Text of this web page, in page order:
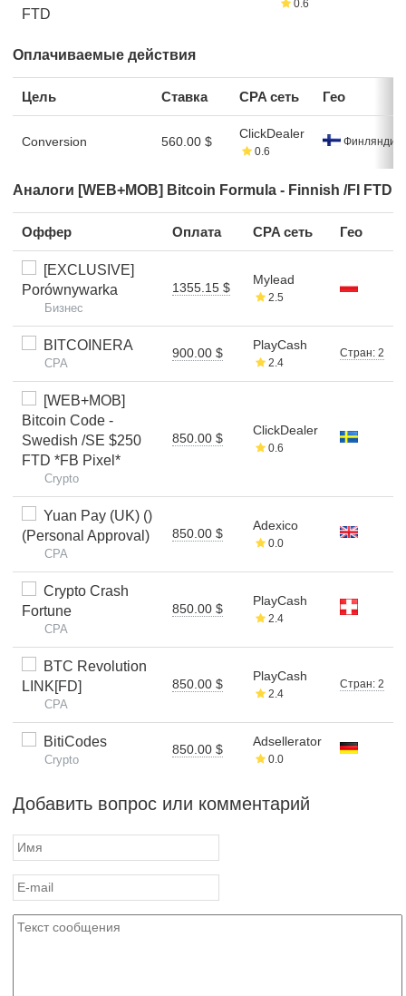
FTD
0.6
Оплачиваемые действия
Цель Ставка CPA сеть Гео
Conversion 560.00 $
ClickDealer
0.6
Финляндия
Аналоги [WEB+MOB] Bitcoin Formula - Finnish /FI FTD
Оффер Оплата CPA сеть Гео
[EXCLUSIVE]
Porównywarka
Бизнес
1355.15 $
Mylead
2.5
BITCOINERA
CPA
900.00 $
PlayCash
2.4
Стран: 2
[WEB+MOB]
Bitcoin Code -
Swedish /SE $250
FTD *FB Pixel*
Crypto
850.00 $
ClickDealer
0.6
Yuan Pay (UK) ()
(Personal Approval)
CPA
850.00 $
Adexico
0.0
Crypto Crash
Fortune
CPA
850.00 $
PlayCash
2.4
BTC Revolution
LINK[FD]
CPA
850.00 $
PlayCash
2.4
Стран: 2
BitiCodes
Crypto
850.00 $
Adsellerator
0.0
Добавить вопрос или комментарий